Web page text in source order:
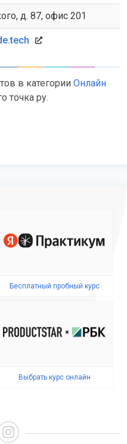
д. 87, офис 201
в категории Онлайн
точка ру.
Бесплатный пробный курс
Выбрать курс онлайн